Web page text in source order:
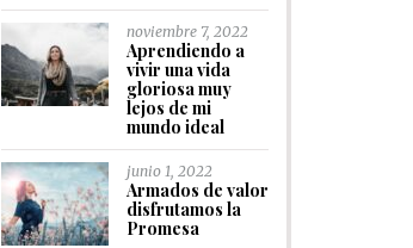
noviembre 7, 2022
Aprendiendo a
vivir una vida
gloriosa muy
lejos de mi
mundo ideal
junio 1, 2022
Armados de valor
disfrutamos la
Promesa